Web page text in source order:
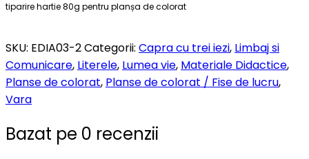
tiparire hartie 80g pentru planșa de colorat
SKU: EDIA03-2Categorii: Capra cu trei iezi, Limbaj si
Comunicare, Literele, Lumea vie, Materiale Didactice,
Planse de colorat, Planse de colorat / Fise de lucru,
Vara
Bazat pe 0 recenzii